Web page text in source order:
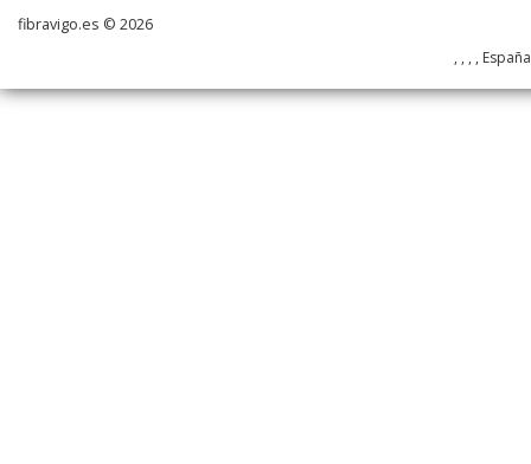
fibravigo.es © 2026
, , , ,